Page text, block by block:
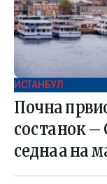
ИСТАНБУЛ
Почна
состанок –
седнаа на